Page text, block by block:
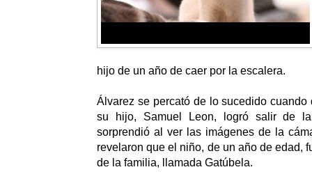
hijo de un año de caer por la escalera.
Álvarez se percató de lo sucedido cuando
su hijo, Samuel Leon, logró salir de
sorprendió al ver las imágenes de la
revelaron que el niño, de un año de edad,
de la familia, llamada Gatúbela.